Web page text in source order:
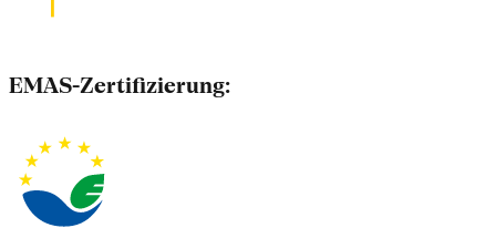
EMAS-Zertifizierung: